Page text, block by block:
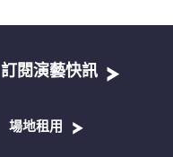
訂閱演藝快訊
場地租用